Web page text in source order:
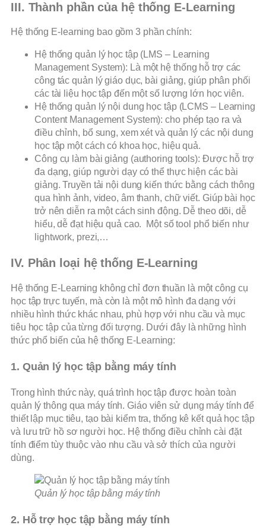
III. Thành phần của hệ thống E-Learning
Hệ thống E-learning bao gồm 3 phần chính:
Hệ thống quản lý học tập (LMS – Learning
Management System): Là một hệ thống hỗ trợ các
công tác quản lý giáo dục, bài giảng, giúp phân phối
các tài liệu học tập đến một số lượng lớn học viên.
Hệ thống quản lý nội dung học tập (LCMS – Learning
Content Management System): cho phép tạo ra và
điều chỉnh, bổ sung, xem xét và quản lý các nội dung
học tập một cách có khoa học, hiệu quả.
Công cụ làm bài giảng (authoring tools): Được hỗ trợ
đa dạng, giúp người dạy có thể thực hiện các bài
giảng. Truyền tải nội dung kiến thức bằng cách thông
qua hình ảnh, video, âm thanh, chữ viết. Giúp bài học
trở nên diễn ra một cách sinh động. Dễ theo dõi, dễ
hiểu, dễ đạt hiệu quả cao. Một số tool phổ biến như
lightwork, prezi,…
IV. Phân loại hệ thống E-Learning
Hệ thống E-Learning không chỉ đơn thuần là một công cụ
học tập trực tuyến, mà còn là một mô hình đa dạng với
nhiều hình thức khác nhau, phù hợp với nhu cầu và mục
tiêu học tập của từng đối tượng. Dưới đây là những hình
thức phổ biến của hệ thống E-Learning:
1. Quản lý học tập bằng máy tính
Trong hình thức này, quá trình học tập được hoàn toàn
quản lý thông qua máy tính. Giáo viên sử dụng máy tính để
thiết lập mục tiêu, tạo bài kiểm tra, thống kê kết quả học tập
và lưu trữ hồ sơ người học. Hệ thống điều chỉnh cài đặt
tính điểm tùy thuộc vào nhu cầu và sở thích của người
dùng.
Quản lý học tập bằng máy tính
2. Hỗ trợ học tập bằng máy tính